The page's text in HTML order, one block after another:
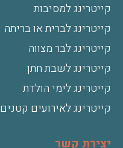
קייטרינג למסיבות
קייטרינג לברית או בריתה
קייטרינג לבר מצווה
קייטרינג לשבת חתן
קייטרינג לימי הולדת
קייטרינג לאירועים קטנים
יצירת קשר